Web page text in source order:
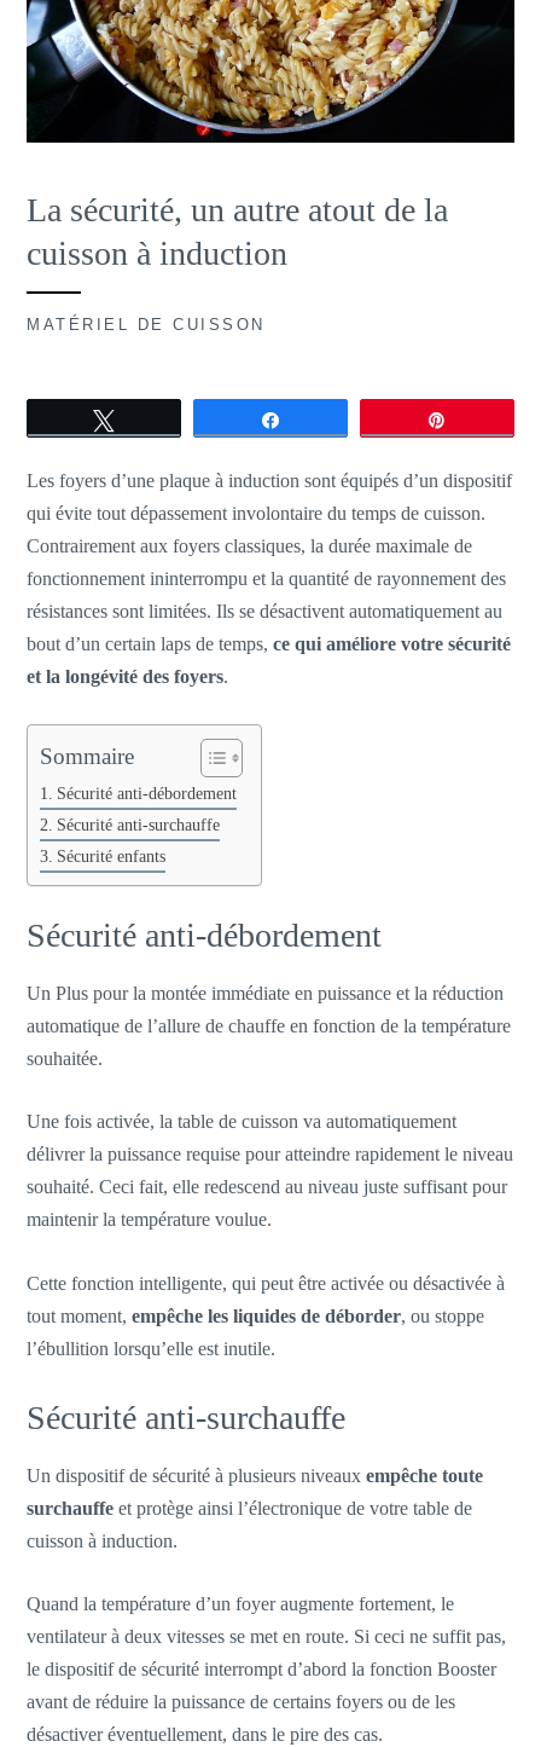
La sécurité, un autre atout de la
cuisson à induction
MATÉRIEL DE CUISSON
Les foyers d’une plaque à induction sont équipés d’un dispositif
qui évite tout dépassement involontaire du temps de cuisson.
Contrairement aux foyers classiques, la durée maximale de
fonctionnement ininterrompu et la quantité de rayonnement des
résistances sont limitées. Ils se désactivent automatiquement au
bout d’un certain laps de temps, ce qui améliore votre sécurité
et la longévité des foyers.
Sommaire
Sécurité anti-débordement
Sécurité anti-surchauffe
Sécurité enfants
Sécurité anti-débordement
Un Plus pour la montée immédiate en puissance et la réduction
automatique de l’allure de chauffe en fonction de la température
souhaitée.
Une fois activée, la table de cuisson va automatiquement
délivrer la puissance requise pour atteindre rapidement le niveau
souhaité. Ceci fait, elle redescend au niveau juste suffisant pour
maintenir la température voulue.
Cette fonction intelligente, qui peut être activée ou désactivée à
tout moment,empêche les liquides de déborder, ou stoppe
l’ébullition lorsqu’elle est inutile.
Sécurité anti-surchauffe
Un dispositif de sécurité à plusieurs niveauxempêche toute
surchauffe et protège ainsi l’électronique de votre table de
cuisson à induction.
Quand la température d’un foyer augmente fortement, le
ventilateur à deux vitesses se met en route. Si ceci ne suffit pas,
le dispositif de sécurité interrompt d’abord la fonction Booster
avant de réduire la puissance de certains foyers ou de les
désactiver éventuellement, dans le pire des cas.